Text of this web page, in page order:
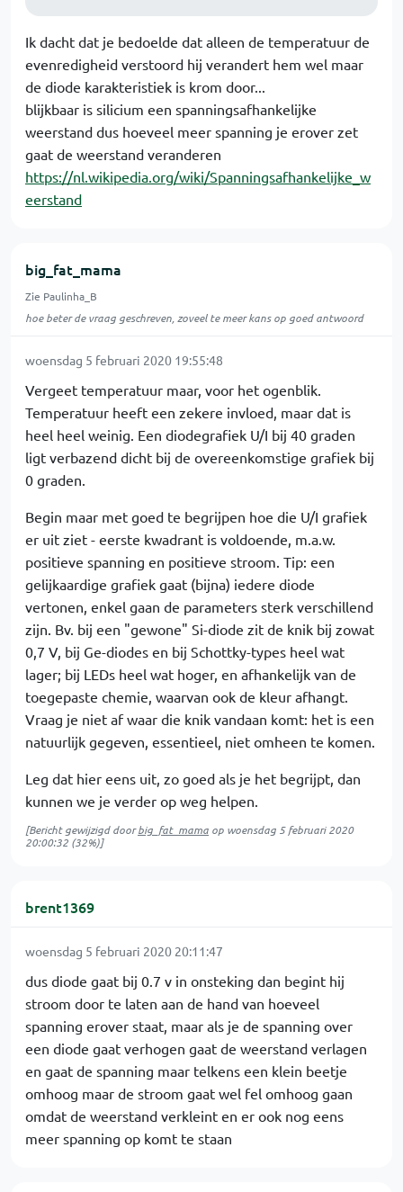
Ik dacht dat je bedoelde dat alleen de temperatuur de
evenredigheid verstoord hij verandert hem wel maar
de diode karakteristiek is krom door...
blijkbaar is silicium een spanningsafhankelijke
weerstand dus hoeveel meer spanning je erover zet
gaat de weerstand veranderen
https://nl.wikipedia.org/wiki/Spanningsafhankelijke_w
eerstand
big_fat_mama
Zie Paulinha_B
hoe beter de vraag geschreven, zoveel te meer kans op goed antwoord
woensdag 5 februari 2020 19:55:48
Vergeet temperatuur maar, voor het ogenblik.
Temperatuur heeft een zekere invloed, maar dat is
heel heel weinig. Een diodegrafiek U/I bij 40 graden
ligt verbazend dicht bij de overeenkomstige grafiek bij
0 graden.
Begin maar met goed te begrijpen hoe die U/I grafiek
er uit ziet - eerste kwadrant is voldoende, m.a.w.
positieve spanning en positieve stroom. Tip: een
gelijkaardige grafiek gaat (bijna) iedere diode
vertonen, enkel gaan de parameters sterk verschillend
zijn. Bv. bij een "gewone" Si-diode zit de knik bij zowat
0,7 V, bij Ge-diodes en bij Schottky-types heel wat
lager; bij LEDs heel wat hoger, en afhankelijk van de
toegepaste chemie, waarvan ook de kleur afhangt.
Vraag je niet af waar die knik vandaan komt: het is een
natuurlijk gegeven, essentieel, niet omheen te komen.
Leg dat hier eens uit, zo goed als je het begrijpt, dan
kunnen we je verder op weg helpen.
[Bericht gewijzigd doorbig_fat_mama op woensdag 5 februari 2020
20:00:32 (32%)]
brent1369
woensdag 5 februari 2020 20:11:47
dus diode gaat bij 0.7 v in onsteking dan begint hij
stroom door te laten aan de hand van hoeveel
spanning erover staat, maar als je de spanning over
een diode gaat verhogen gaat de weerstand verlagen
en gaat de spanning maar telkens een klein beetje
omhoog maar de stroom gaat wel fel omhoog gaan
omdat de weerstand verkleint en er ook nog eens
meer spanning op komt te staan